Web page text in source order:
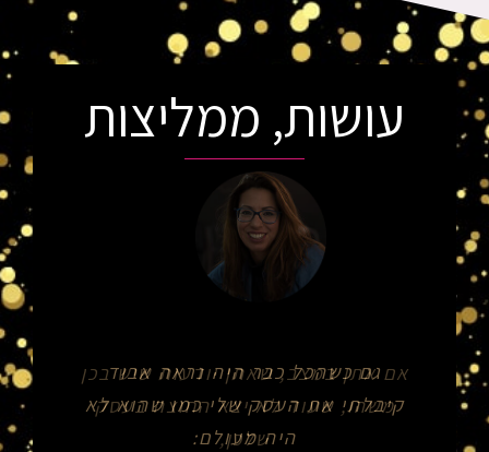
עושות, ממליצות
גם כשהכל כבר היה נראה אבוד
קיבלתי את העסק שלי כמו שהוא לא
היה מעולם: